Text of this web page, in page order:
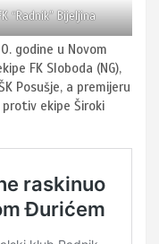
“Radnik” Bijeljina
godine u Novom
FK Sloboda (NG),
Posušje, a premijeru
ekipe Široki